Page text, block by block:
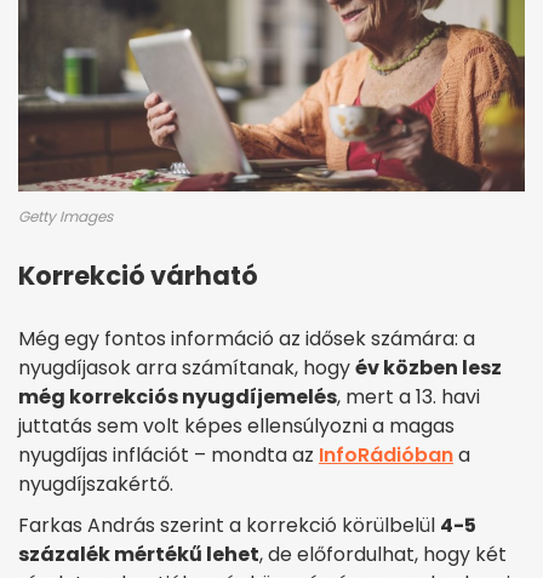
Getty Images
Korrekció várható
Még egy fontos információ az idősek számára: a
nyugdíjasok arra számítanak, hogyév közben lesz
még korrekciós nyugdíjemelés, mert a 13. havi
juttatás sem volt képes ellensúlyozni a magas
nyugdíjas inflációt – mondta az InfoRádióbana
nyugdíjszakértő.
Farkas András szerint a korrekció körülbelül 4-5
százalék mértékű lehet, de előfordulhat, hogy két